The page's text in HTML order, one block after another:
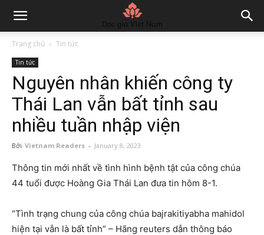
Trang chủ Tin tức
Tin tức
Nguyên nhân khiến công ty
Thái Lan vẫn bất tỉnh sau
nhiều tuần nhập viện
Bởi Vietnam Readers - January 8, 2023
Thông tin mới nhất về tình hình bệnh tật của công chúa
44 tuổi được Hoàng Gia Thái Lan đưa tin hôm 8-1.
“Tình trạng chung của công chúa bajrakitiyabha mahidol
hiện tại vẫn là bất tỉnh” – Hãng reuters dẫn thông báo